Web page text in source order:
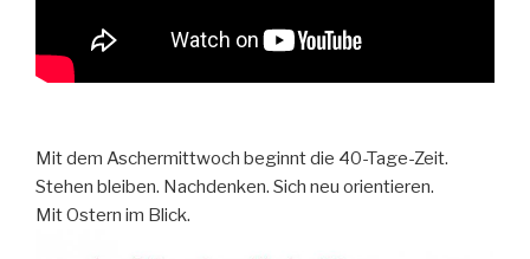
Mit dem Aschermittwoch beginnt die 40-Tage-Zeit.
Stehen bleiben. Nachdenken. Sich neu orientieren.
Mit Ostern im Blick.